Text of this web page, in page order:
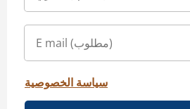
سياسة الخصوصية